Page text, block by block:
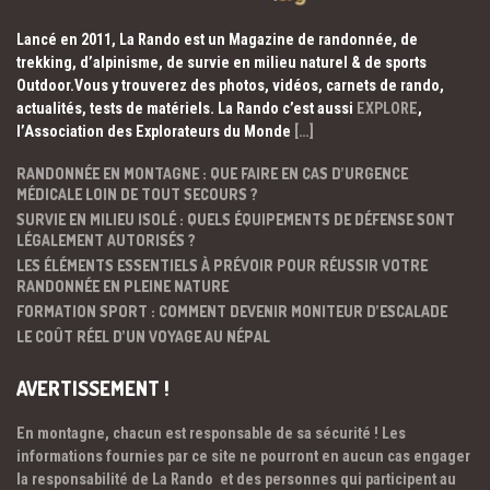
Lancé en 2011, La Rando est un Magazine de randonnée, de
trekking, d’alpinisme, de survie en milieu naturel & de sports
Outdoor.Vous y trouverez des photos, vidéos, carnets de rando,
actualités, tests de matériels. La Rando c’est aussi EXPLORE,
l’Association des Explorateurs du Monde […]
RANDONNÉE EN MONTAGNE : QUE FAIRE EN CAS D’URGENCE
MÉDICALE LOIN DE TOUT SECOURS ?
SURVIE EN MILIEU ISOLÉ : QUELS ÉQUIPEMENTS DE DÉFENSE SONT
LÉGALEMENT AUTORISÉS ?
LES ÉLÉMENTS ESSENTIELS À PRÉVOIR POUR RÉUSSIR VOTRE
RANDONNÉE EN PLEINE NATURE
FORMATION SPORT : COMMENT DEVENIR MONITEUR D’ESCALADE
LE COÛT RÉEL D’UN VOYAGE AU NÉPAL
AVERTISSEMENT !
En montagne, chacun est responsable de sa sécurité ! Les
informations fournies par ce site ne pourront en aucun cas engager
la responsabilité de La Rando et des personnes qui participent au